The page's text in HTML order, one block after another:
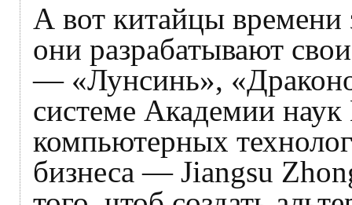
А вот китайцы времени
они разрабатывают
— «Лунсинь»,
системе Академии
компьютерных
бизнеса — Jiangsu